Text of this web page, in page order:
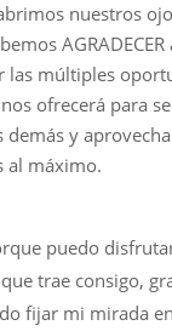
nuestros
las múltiples
ofrecerá para
demás y
al máximo.
puedo
trae consigo,
fijar mi mirada